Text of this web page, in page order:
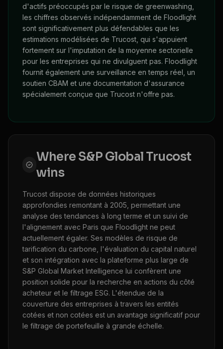
d'actifs préoccupés par le risque de greenwashing,
les chiffres observés indépendamment de Floodlight
sont significativement plus défendables que les
estimations modélisées de Trucost, qui s'appuient
fortement sur l'imputation de la moyenne sectorielle
pour les entreprises qui ne divulguent pas. Floodlight
fournit également une surveillance en temps réel, un
soutien CBAM et une documentation d'assurance
spécialement conçue que Trucost n'offre pas.
Where S&P Global Trucost
wins
Trucost dispose de données historiques
approfondies remontant à 2005, permettant une
analyse des tendances à long terme et un suivi de
l'alignement avec Paris que Floodlight ne peut
actuellement égaler. Ses modèles de risque de
tarification du carbone, l'évaluation du capital naturel
et son intégration avec la plateforme plus large de
S&P Global Market Intelligence lui confèrent une
position solide pour la recherche en actions du côté
acheteur et le filtrage ESG. L'étendue de la
couverture des entreprises à travers les entités
cotées et non cotées est un avantage significatif pour
le filtrage de portefeuille à grande échelle.